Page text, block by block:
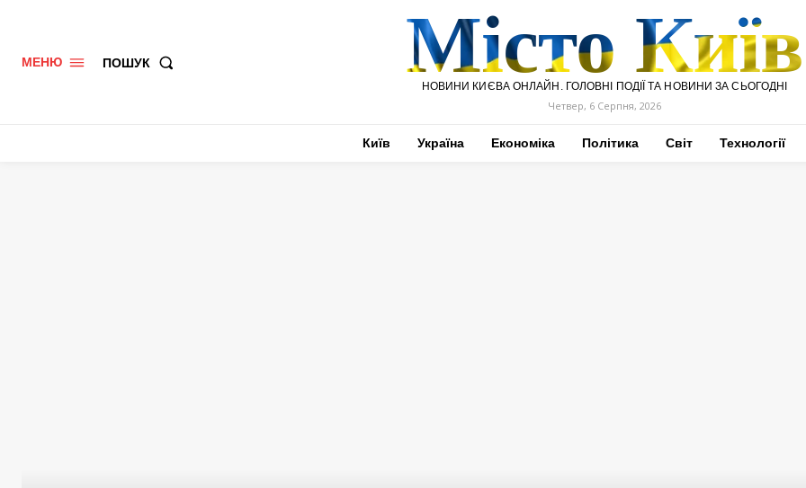
МЕНЮ ПОШУК Місто Київ
НОВИНИ КИЄВА ОНЛАЙН. ГОЛОВНІ ПОДІЇ ТА НОВИНИ ЗА СЬОГОДНІ
Четвер, 6 Серпня, 2026
Київ Україна Економіка Політика Світ Технології